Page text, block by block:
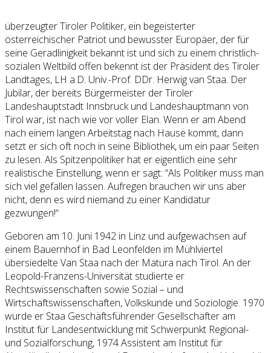
überzeugter Tiroler Politiker, ein begeisterter
österreichischer Patriot und bewusster Europäer, der für
seine Geradlinigkeit bekannt ist und sich zu einem christlich-
sozialen Weltbild offen bekennt ist der Präsident des Tiroler
Landtages, LH a.D. Univ.-Prof. DDr. Herwig van Staa. Der
Jubilar, der bereits Bürgermeister der Tiroler
Landeshauptstadt Innsbruck und Landeshauptmann von
Tirol war, ist nach wie vor voller Elan. Wenn er am Abend
nach einem langen Arbeitstag nach Hause kommt, dann
setzt er sich oft noch in seine Bibliothek, um ein paar Seiten
zu lesen. Als Spitzenpolitiker hat er eigentlich eine sehr
realistische Einstellung, wenn er sagt: “Als Politiker muss man
sich viel gefallen lassen. Aufregen brauchen wir uns aber
nicht, denn es wird niemand zu einer Kandidatur
gezwungen!“
Geboren am 10. Juni 1942 in Linz und aufgewachsen auf
einem Bauernhof in Bad Leonfelden im Mühlviertel
übersiedelte Van Staa nach der Matura nach Tirol. An der
Leopold-Franzens-Universität studierte er
Rechtswissenschaften sowie Sozial – und
Wirtschaftswissenschaften, Volkskunde und Soziologie. 1970
wurde er Staa Geschäftsführender Gesellschafter am
Institut für Landesentwicklung mit Schwerpunkt Regional-
und Sozialforschung, 1974 Assistent am Institut für